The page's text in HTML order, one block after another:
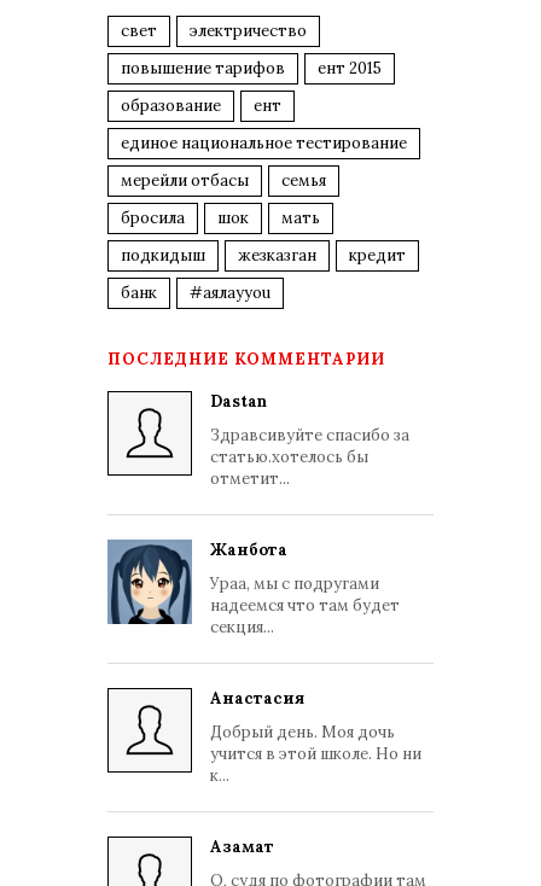
свет
электричество
повышение тарифов
ент 2015
образование
ент
единое национальное тестирование
мерейли отбасы
семья
бросила
шок
мать
подкидыш
жезказган
кредит
банк
#аялауyou
ПОСЛЕДНИЕ КОММЕНТАРИИ
Dastan
Здравсивуйте спасибо за
статью.хотелось бы
отметит...
Жанбота
Ураа, мы с подругами
надеемся что там будет
секция...
Анастасия
Добрый день. Моя дочь
учится в этой школе. Но ни
к...
Азамат
О, судя по фотографии там